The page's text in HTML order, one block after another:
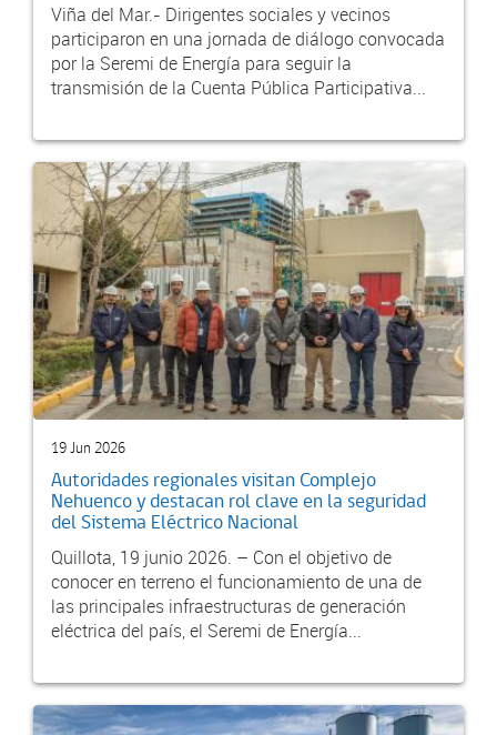
Viña del Mar.- Dirigentes sociales y vecinos
participaron en una jornada de diálogo convocada
por la Seremi de Energía para seguir la
transmisión de la Cuenta Pública Participativa...
19 Jun 2026
Autoridades regionales visitan Complejo
Nehuenco y destacan rol clave en la seguridad
del Sistema Eléctrico Nacional
Quillota, 19 junio 2026. – Con el objetivo de
conocer en terreno el funcionamiento de una de
las principales infraestructuras de generación
eléctrica del país, el Seremi de Energía...